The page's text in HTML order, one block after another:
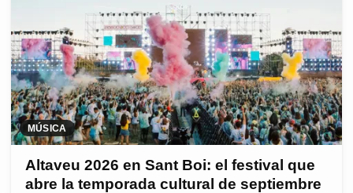
MÚSICA
Altaveu 2026 en Sant Boi: el festival que
abre la temporada cultural de septiembre